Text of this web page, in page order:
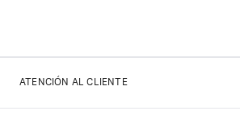
ATENCIÓN AL CLIENTE